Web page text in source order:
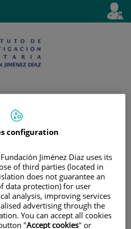
Active
en
configuration
Jiménez Díaz uses its
of third parties (located in
does not guarantee an
data protection) for user
analysis, improving services
advertising through the
You can accept all cookies
"Accept cookies" or